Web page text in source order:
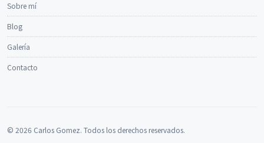
Sobre mí
Blog
Galería
Contacto
© 2026 Carlos Gomez. Todos los derechos reservados.